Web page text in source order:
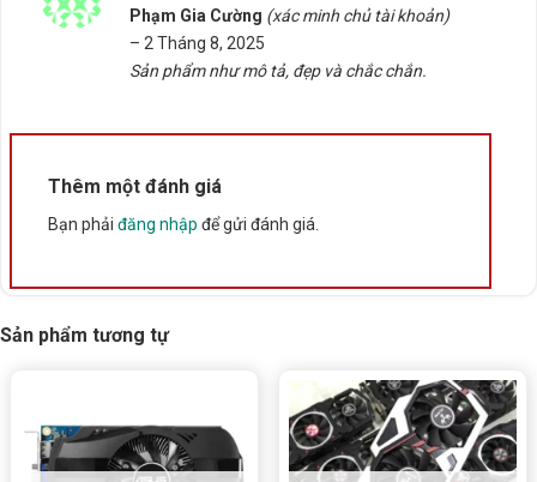
Được xếp
hạng
sao
Phạm Gia Cường (xác minh chủ tài khoản)
– 2 Tháng 8, 2025
Sản phẩm như mô tả, đẹp và chắc chắn.
Thêm một đánh giá
Bạn phải đăng nhập để gửi đánh giá.
Sản phẩm tương tự